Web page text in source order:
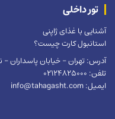
تور داخلی
آشنایی با غذای ژاپنی
استانبول کارت چیست؟
آدرس: تهران – خیابان
تلفن: 02124825000
ایمیل: info@tahagasht.com